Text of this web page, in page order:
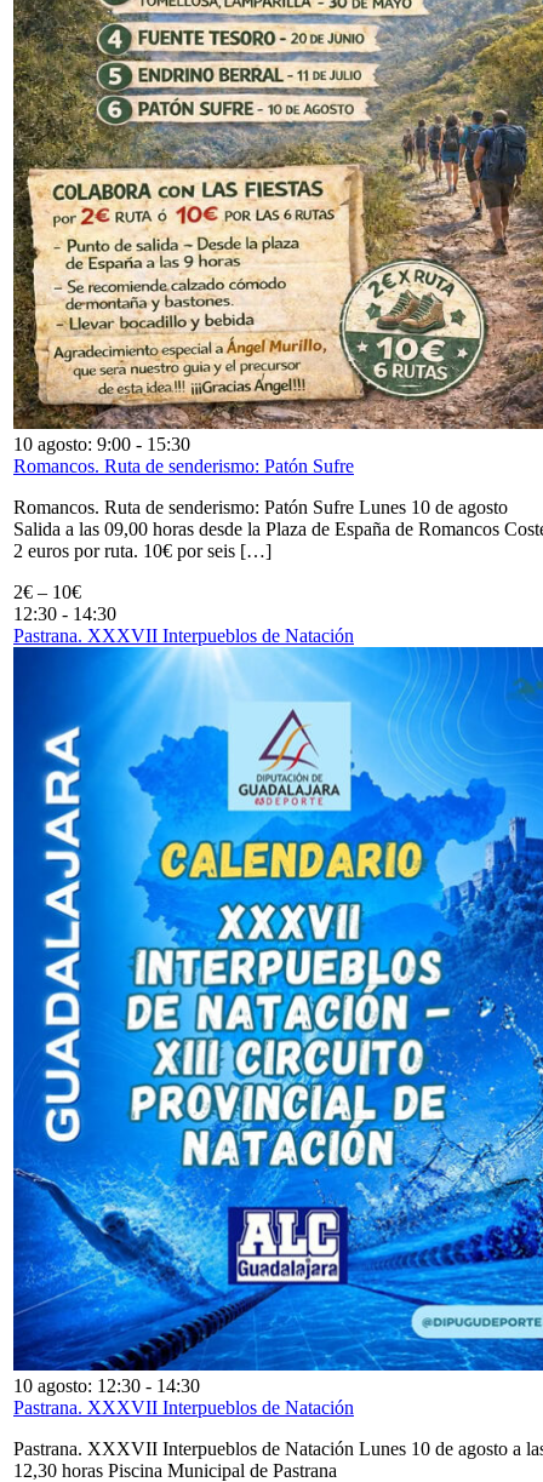
10 agosto: 9:00 - 15:30
Romancos. Ruta de senderismo: Patón Sufre
Romancos. Ruta de senderismo: Patón Sufre Lunes 10 de agosto
Salida a las 09,00 horas desde la Plaza de España de Romancos
2 euros por ruta. 10€ por seis […]
2€ – 10€
12:30 - 14:30
Pastrana. XXXVII Interpueblos de Natación
10 agosto: 12:30 - 14:30
Pastrana. XXXVII Interpueblos de Natación
Pastrana. XXXVII Interpueblos de Natación Lunes 10 de agosto a
12,30 horas Piscina Municipal de Pastrana